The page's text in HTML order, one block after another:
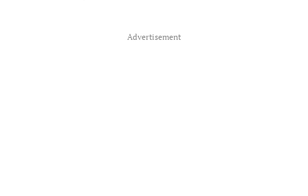
Advertisement